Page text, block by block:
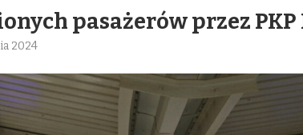
pasażerów przez
2024